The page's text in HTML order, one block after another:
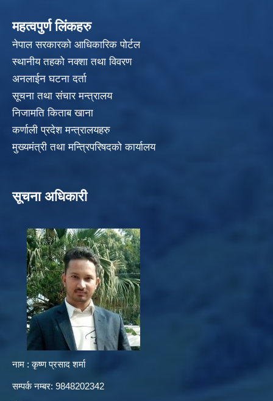
महत्वपुर्ण लिंकहरु
नेपाल सरकारको आधिकारिक पोर्टल
स्थानीय तहको नक्शा तथा विवरण
अनलाईन घटना दर्ता
सूचना तथा संचार मन्त्रालय
निजामति किताब खाना
कर्णाली प्रदेश मन्त्रालयहरु
मुख्यमंत्री तथा मन्त्रिपरिषदको कार्यालय
सूचना अधिकारी
नाम : कृष्ण प्रसाद शर्मा
सम्पर्क नम्बर: 9848202342